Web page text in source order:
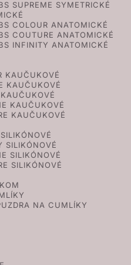
SUPREME SYMETRICKÉ
COLOUR ANATOMICKÉ
COUTURE ANATOMICKÉ
INFINITY ANATOMICKÉ
KAUČUKOVÉ
KAUČUKOVÉ
KAUČUKOVÉ
KAUČUKOVÉ
SILIKÓNOVÉ
SILIKÓNOVÉ
SILIKÓNOVÉ
NA CUMLÍKY